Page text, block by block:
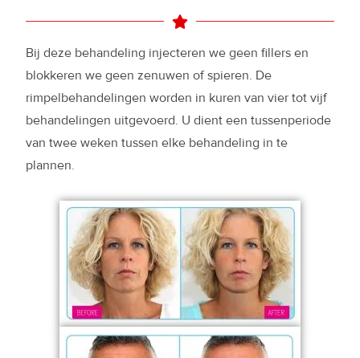
Bij deze behandeling injecteren we geen fillers en
blokkeren we geen zenuwen of spieren. De
rimpelbehandelingen worden in kuren van vier tot vijf
behandelingen uitgevoerd. U dient een tussenperiode
van twee weken tussen elke behandeling in te
plannen.